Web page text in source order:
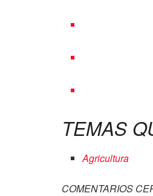
TEMAS
Agricultura
COMENTARIOS